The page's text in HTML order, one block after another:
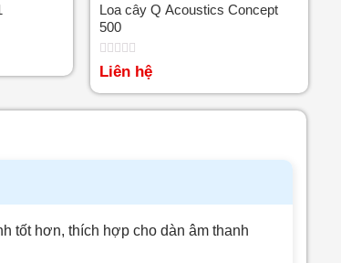
Loa cây Q Acoustics Concept
500
Được
xếp
hạng
Liên hệ
tốt hơn, thích hợp cho dàn âm thanh